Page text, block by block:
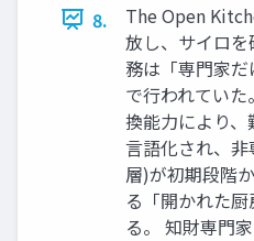
8.
The Open
放し、サイロ
務は「専門家だ
で行われてい
換能力により
言語化され、
層)が初期段階
る「開かれた
る。 知財専門